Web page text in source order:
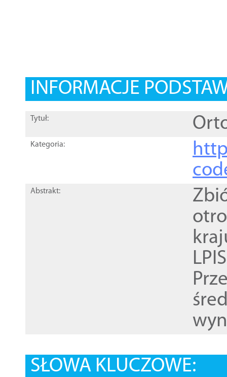
INFORMACJE
Tytuł:
Kategoria:
Abstrakt:
SŁOWA KLUCZOWE: